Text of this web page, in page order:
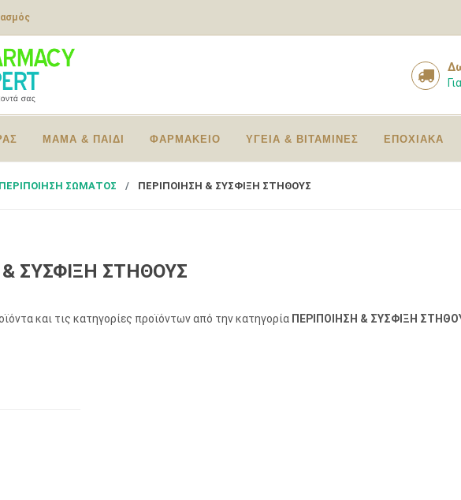
ΜΑΜΑ & ΠΑΙΔΙ ΦΑΡΜΑΚΕΙΟ ΥΓΕΙΑ & ΒΙΤΑΜΙΝΕΣ ΕΠΟΧΙΑΚΑ
ΠΕΡΙΠΟΙΗΣΗ ΣΩΜΑΤΟΣ ΠΕΡΙΠΟΙΗΣΗ & ΣΥΣΦΙΞΗ ΣΤΗΘΟΥΣ
ΣΥΣΦΙΞΗ ΣΤΗΘΟΥΣ
και τις κατηγορίες προϊόντων από την κατηγορία ΠΕΡΙΠΟΙΗΣΗ & ΣΥΣΦΙΞΗ